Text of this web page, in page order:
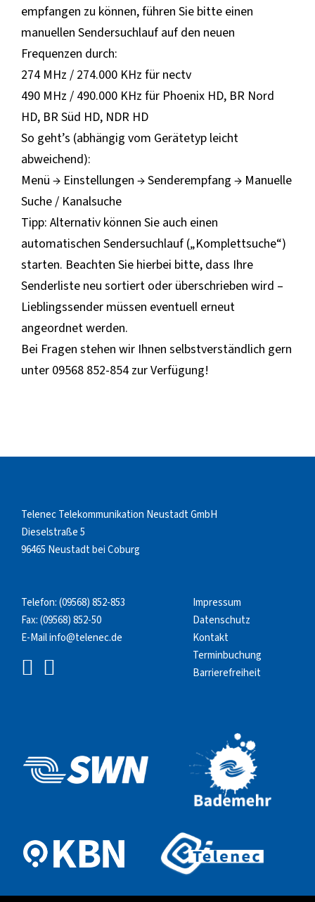
empfangen zu können, führen Sie bitte einen
manuellen Sendersuchlauf auf den neuen
Frequenzen durch:
274 MHz / 274.000 KHz für nectv
490 MHz / 490.000 KHz für Phoenix HD, BR Nord
HD, BR Süd HD, NDR HD
So geht’s (abhängig vom Gerätetyp leicht
abweichend):
Menü → Einstellungen → Senderempfang → Manuelle
Suche / Kanalsuche
Tipp: Alternativ können Sie auch einen
automatischen Sendersuchlauf („Komplettsuche“)
starten. Beachten Sie hierbei bitte, dass Ihre
Senderliste neu sortiert oder überschrieben wird –
Lieblingssender müssen eventuell erneut
angeordnet werden.
Bei Fragen stehen wir Ihnen selbstverständlich gern
unter 09568 852-854 zur Verfügung!
Telenec Telekommunikation Neustadt GmbH
Dieselstraße 5
96465 Neustadt bei Coburg
Telefon:(09568) 852-853
Fax: (09568) 852-50
E-Mailinfo@telenec.de
Impressum
Datenschutz
Kontakt
Terminbuchung
Barrierefreiheit